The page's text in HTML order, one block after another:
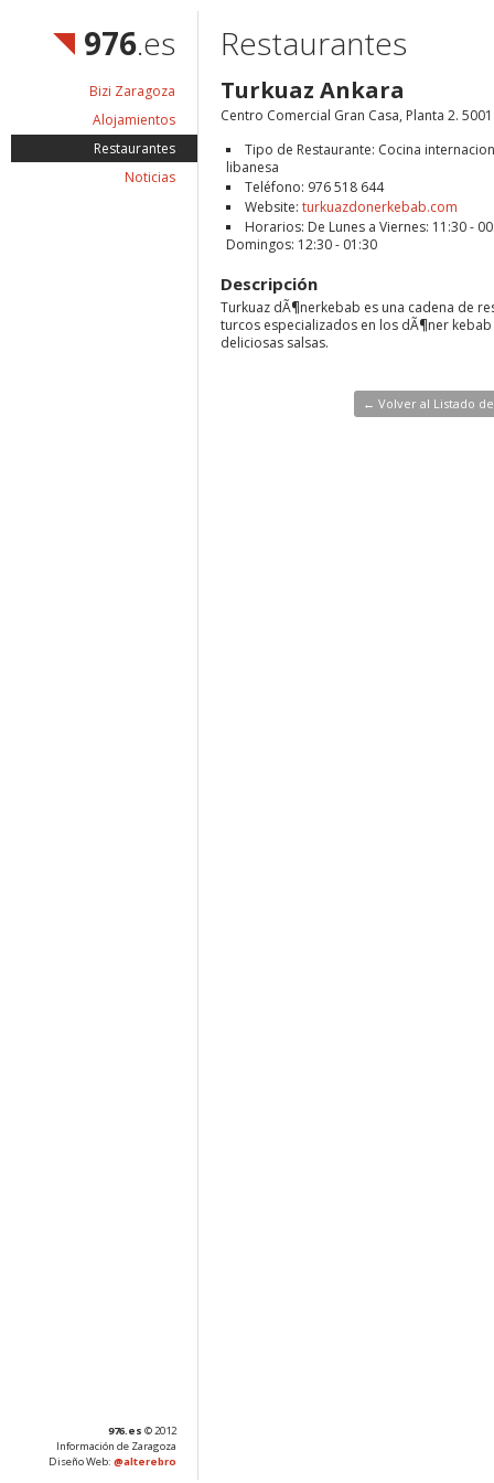
976.es
Bizi Zaragoza
Alojamientos
Restaurantes
Noticias
Restaurantes
Turkuaz Ankara
Centro Comercial Gran Casa, Planta 2.
Tipo de Restaurante: Cocina
libanesa
Teléfono: 976 518 644
Website: turkuazdonerkebab.com
Horarios: De Lunes a Viernes: 11:30 -
Domingos: 12:30 - 01:30
Descripción
Turkuaz dÃ¶nerkebab es una cadena de
turcos especializados en los dÃ¶ner kebab
deliciosas salsas.
← Volver al Listado
976.es © 2012
Información de Zaragoza
Diseño Web: @alterebro